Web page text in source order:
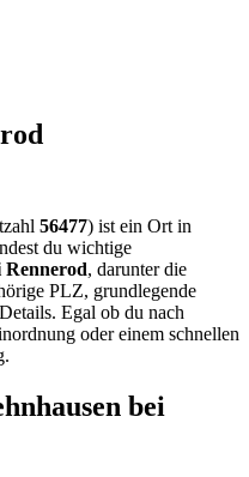
56477) ist ein Ort in
du wichtige
Rennerod, darunter die
PLZ, grundlegende
Egal ob du nach
oder einem schnellen
bei